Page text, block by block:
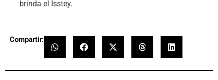
brinda el Isstey.
Compartir: